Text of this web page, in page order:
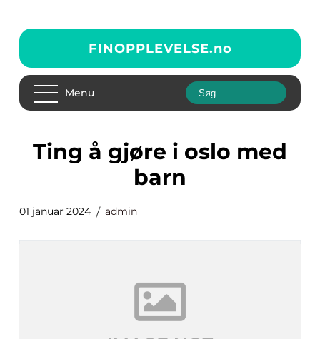
FINOPPLEVELSE.no
Menu
ting å gjøre i oslo med
barn
01 januar 2024 admin